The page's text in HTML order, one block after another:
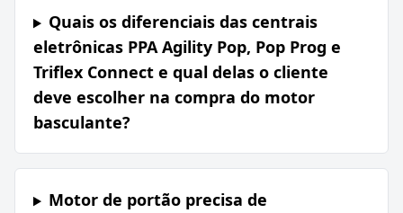
Quais os diferenciais das centrais
eletrônicas PPA Agility Pop, Pop Prog e
Triflex Connect e qual delas o cliente
deve escolher na compra do motor
basculante?
Motor de portão precisa de